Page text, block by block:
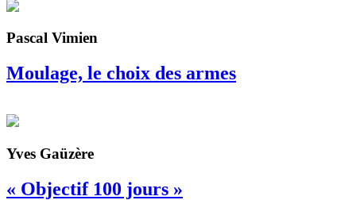
Pascal Vimien
Moulage, le choix des armes
Yves Gaüzère
« Objectif 100 jours »